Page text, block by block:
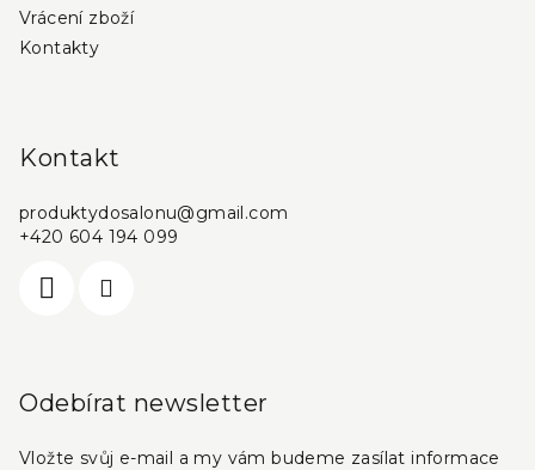
Vrácení zboží
Kontakty
Kontakt
produktydosalonu@gmail.com
+420 604 194 099
Odebírat newsletter
Vložte svůj e-mail a my vám budeme zasílat informace